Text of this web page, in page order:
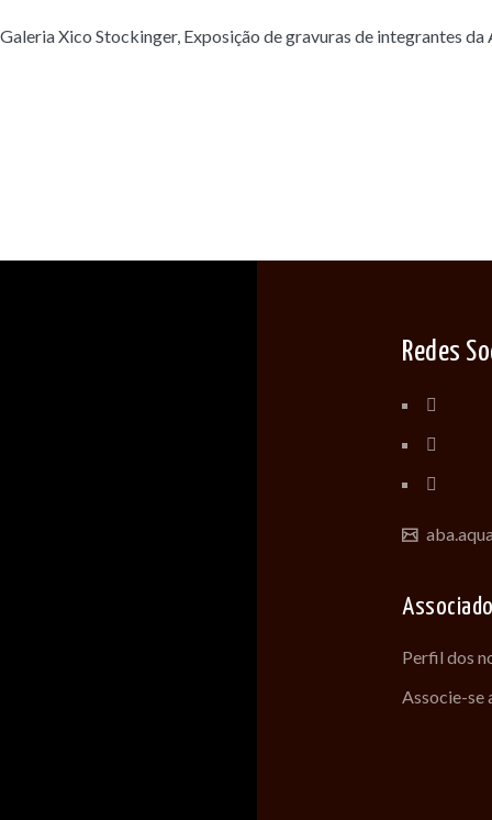
Galeria Xico Stockinger, Exposição de gravuras de integrantes
Redes
Perfil dos
Associe-se